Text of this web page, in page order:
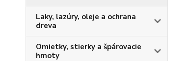
Laky, lazúry, oleje a ochrana
dreva
Omietky, stierky a špárovacie
hmoty